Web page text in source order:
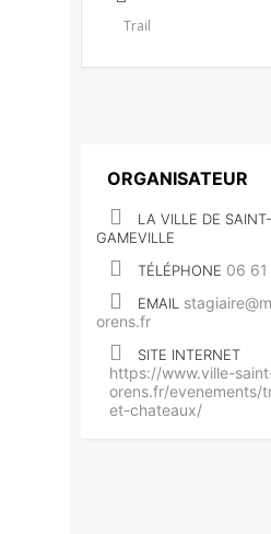
Trail
ORGANISATEUR
LA VILLE DE
GAMEVILLE
TÉLÉPHONE 06
EMAIL
orens.fr
SITE INTERNET
https://www.ville-
orens.fr/evenements/
et-chateaux/